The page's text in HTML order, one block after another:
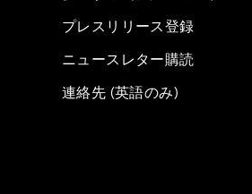
プレスリリース登録
ニュースレター購読
連絡先 (英語のみ)